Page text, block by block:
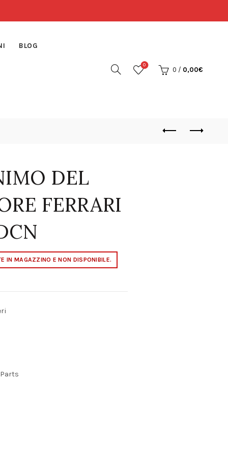
BLOG
0
0 / 0,00€
DEL
FERRARI
IN MAGAZZINO E NON DISPONIBILE.